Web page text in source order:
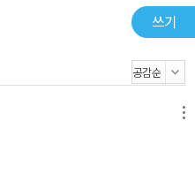
쓰기